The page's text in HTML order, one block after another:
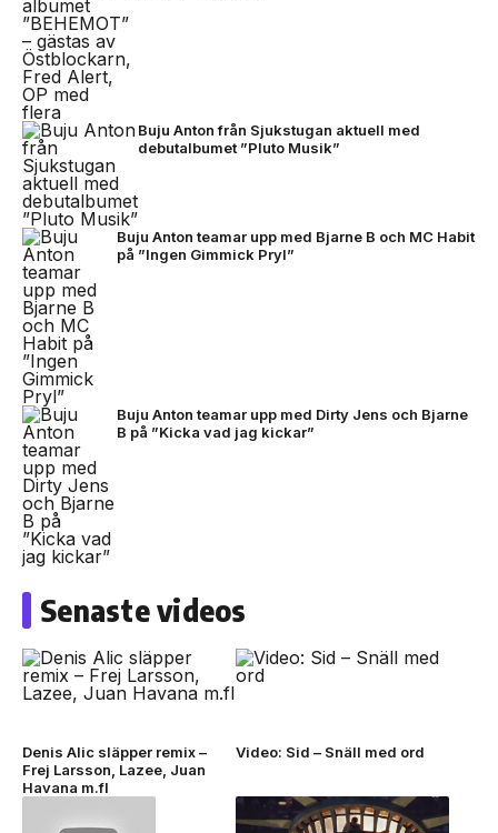
Buju Anton från Sjukstugan aktuell med
debutalbumet ”Pluto Musik”
Buju Anton teamar upp med Bjarne B och MC Habit
på ”Ingen Gimmick Pryl”
Buju Anton teamar upp med Dirty Jens och Bjarne
B på ”Kicka vad jag kickar”
Senaste videos
Denis Alic släpper remix –
Frej Larsson, Lazee, Juan
Havana m.fl
Video: Sid – Snäll med ord